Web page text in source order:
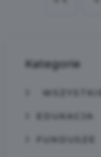
Kategorie
WSZYSTKIE
EDUKACJA